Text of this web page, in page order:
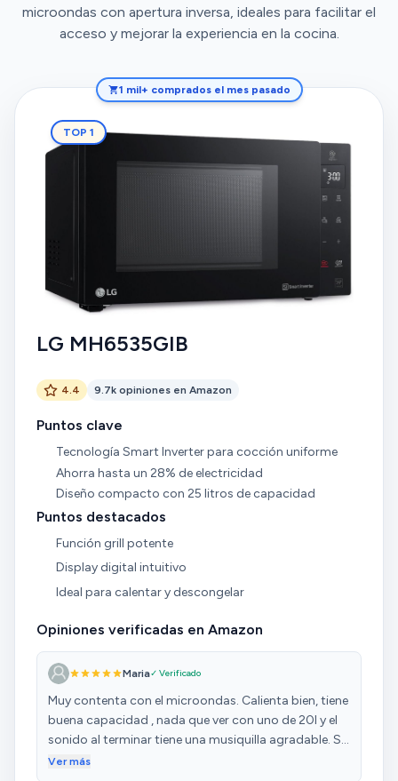
microondas con apertura inversa, ideales para facilitar el
acceso y mejorar la experiencia en la cocina.
1 mil+ comprados el mes pasado
TOP 1
LG MH6535GIB
4.4 9.7k opiniones en Amazon
Puntos clave
Tecnología Smart Inverter para cocción uniforme
Ahorra hasta un 28% de electricidad
Diseño compacto con 25 litros de capacidad
Puntos destacados
Función grill potente
Display digital intuitivo
Ideal para calentar y descongelar
Opiniones verificadas en Amazon
Maria✓ Verificado
Muy contenta con el microondas. Calienta bien, tiene
buena capacidad , nada que ver con uno de 20l y el
sonido al terminar tiene una musiquilla agradable. Si
dura un tiempo razonable, estaré muy satisfecha
Ver más